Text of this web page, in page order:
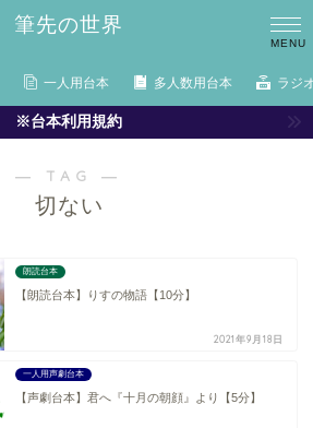
筆先の世界
一人用台本 多人数用台本 ラジ
※台本利用規約
― TAG ―
切ない
朗読台本
【朗読台本】りすの物語【10分】
2021年9月18日
一人用声劇台本
【声劇台本】君へ『十月の朝顔』より【5分】